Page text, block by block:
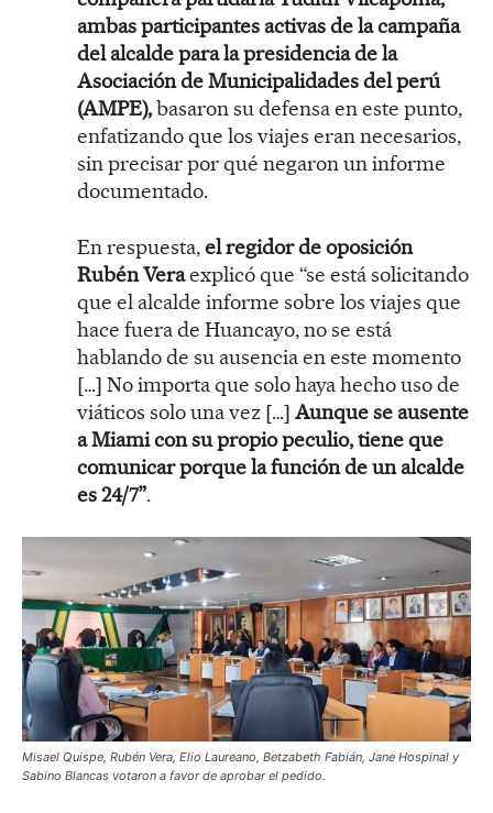
ambas participantes activas de la campaña
del alcalde para la presidencia de la
Asociación de Municipalidades del perú
(AMPE),basaron su defensa en este punto,
enfatizando que los viajes eran necesarios,
sin precisar por qué negaron un informe
documentado.
En respuesta,el regidor de oposición
Rubén Veraexplicó que “se está solicitando
que el alcalde informe sobre los viajes que
hace fuera de Huancayo, no se está
hablando de su ausencia en este momento
[…] No importa que solo haya hecho uso de
viáticos solo una vez […] Aunque se ausente
a Miami con su propio peculio, tiene que
comunicar porque la función de un alcalde
es 24/7”.
Misael Quispe, Rubén Vera, Elio Laureano, Betzabeth Fabián, Jane Hospinal y
Sabino Blancas votaron a favor de aprobar el pedido.